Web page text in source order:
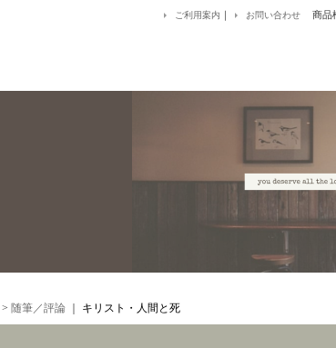
ご利用案内 ｜ お問い合わせ 商品
> 随筆／評論 キリスト・人間と死